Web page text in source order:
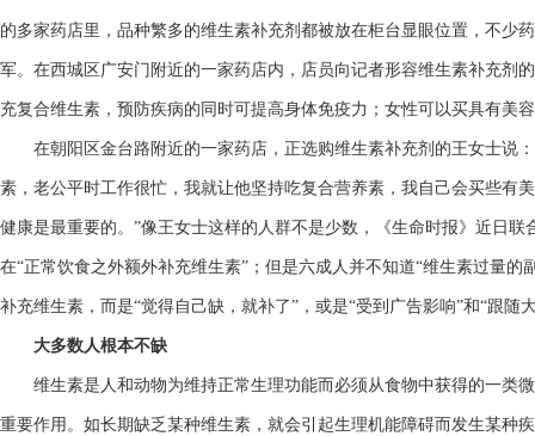
的多家药店里，品种繁多的维生素补充剂都被放在柜台显眼位置，不少
军。在西城区广安门附近的一家药店内，店员向记者形容维生素补充剂
充复合维生素，预防疾病的同时可提高身体免疫力；女性可以买具有美
在朝阳区金台路附近的一家药店，正选购维生素补充剂的王女士说
素，老公平时工作很忙，我就让他坚持吃复合营养素，我自己会买些有
健康是最重要的。”像王女士这样的人群不是少数，《生命时报》近日
在“正常饮食之外额外补充维生素”；但是六成人并不知道“维生素过量
补充维生素，而是“觉得自己缺，就补了”，或是“受到广告影响”和“跟随
大多数人根本不缺
维生素是人和动物为维持正常生理功能而必须从食物中获得的一类
重要作用。如长期缺乏某种维生素，就会引起生理机能障碍而发生某种